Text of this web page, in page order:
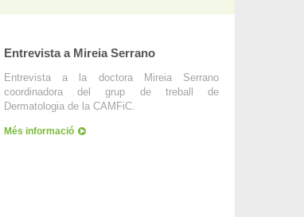
Entrevista a Mireia Serrano
Entrevista a la doctora Mireia Serrano
coordinadora del grup de treball de
Dermatologia de la CAMFiC.
Més informació